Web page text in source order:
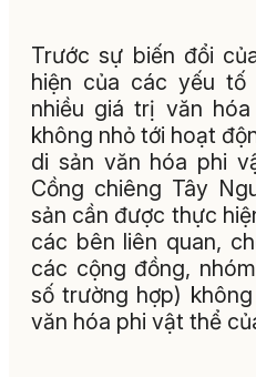
Trước sự biến đổi
hiện của các yếu
nhiều giá trị văn
không nhỏ tới hoạt
di sản văn hóa phi
Cồng chiêng Tây
sản cần được thực
các bên liên quan,
các cộng đồng,
số trường hợp)
văn hóa phi vật thể